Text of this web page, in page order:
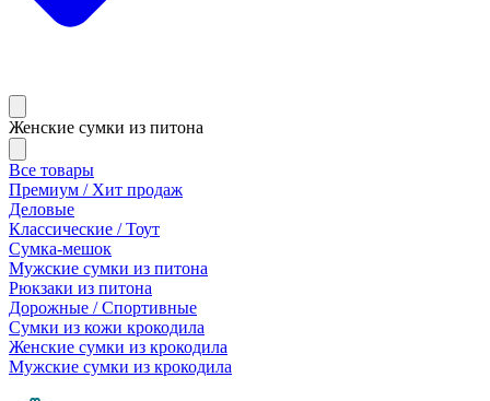
Женские сумки из питона
Все товары
Премиум / Хит продаж
Деловые
Классические / Тоут
Сумка-мешок
Мужские сумки из питона
Рюкзаки из питона
Дорожные / Спортивные
Сумки из кожи крокодила
Женские сумки из крокодила
Мужские сумки из крокодила